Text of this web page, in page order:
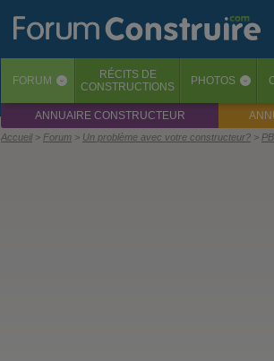
FORUM ‹ RÉCITS DE
CONSTRUCTIONS
PHOTOS ‹
ANNUAIRE CONSTRUCTEUR
Accueil Forum Un problème avec votre constructeur?